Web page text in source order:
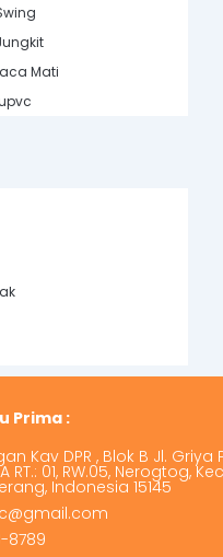
Mati
Prima :
Kav DPR , Blok B Jl. Griya
RT.: 01, RW.05, Nerogtog,
Indonesia 15145
8789